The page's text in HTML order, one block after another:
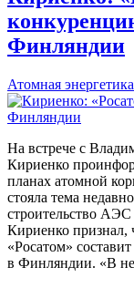
Финляндии
Атомная энергетика
На встрече с
Кириенко
планах атомной
стояла тема
строительство
Кириенко признал,
«Росатом»
в Финляндии. «В